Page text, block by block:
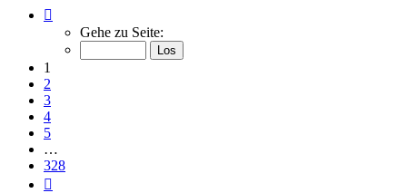
von
Gehe zu Seite:
1
2
3
4
5
…
328